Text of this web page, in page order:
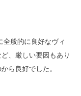
般的に良好なヴィ
、厳しい要因もあり
ら良好でした。